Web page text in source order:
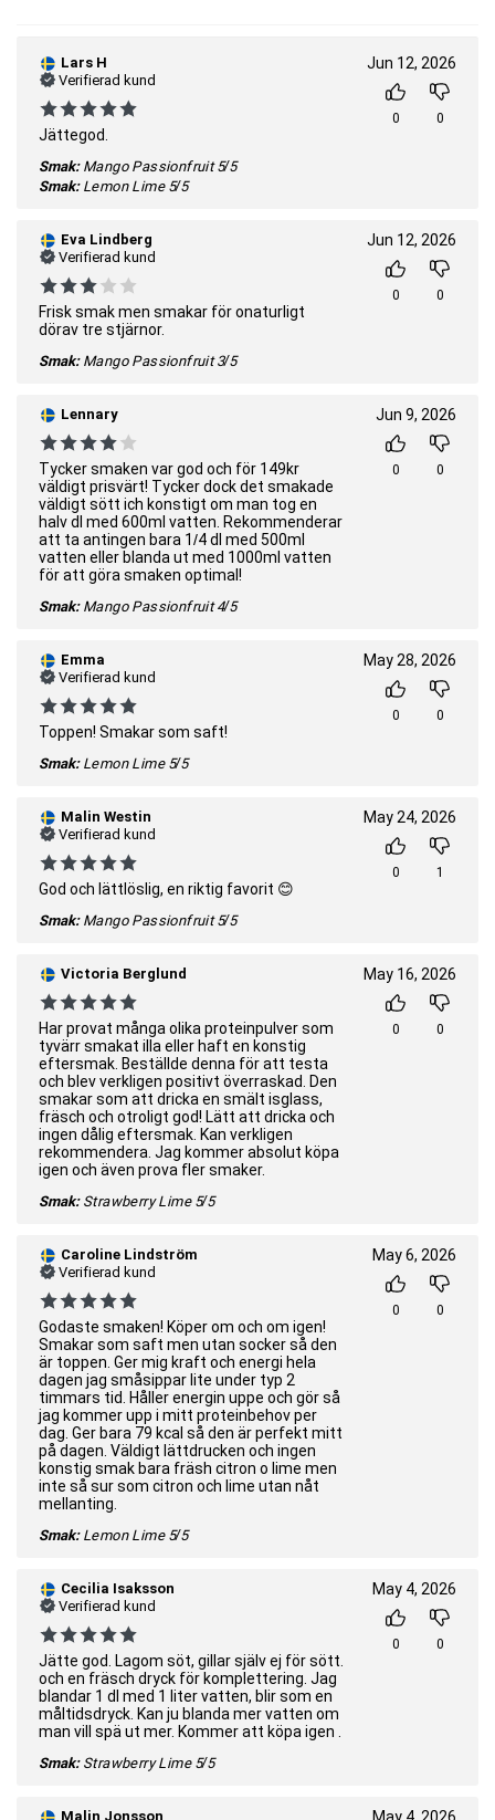
Lars H
Verifierad kund
Jättegod.
Smak: Mango Passionfruit 5/5
Smak: Lemon Lime 5/5
Jun 12, 2026
0 0
Eva Lindberg
Verifierad kund
Frisk smak men smakar för onaturligt
dörav tre stjärnor.
Smak: Mango Passionfruit 3/5
Jun 12, 2026
0 0
Lennary
Tycker smaken var god och för 149kr
väldigt prisvärt! Tycker dock det smakade
väldigt sött ich konstigt om man tog en
halv dl med 600ml vatten. Rekommenderar
att ta antingen bara 1/4 dl med 500ml
vatten eller blanda ut med 1000ml vatten
för att göra smaken optimal!
Smak: Mango Passionfruit 4/5
Jun 9, 2026
0 0
Emma
Verifierad kund
Toppen! Smakar som saft!
Smak: Lemon Lime 5/5
May 28, 2026
0 0
Malin Westin
Verifierad kund
God och lättlöslig, en riktig favorit 😊
Smak: Mango Passionfruit 5/5
May 24, 2026
0 1
Victoria Berglund
Har provat många olika proteinpulver som
tyvärr smakat illa eller haft en konstig
eftersmak. Beställde denna för att testa
och blev verkligen positivt överraskad. Den
smakar som att dricka en smält isglass,
fräsch och otroligt god! Lätt att dricka och
ingen dålig eftersmak. Kan verkligen
rekommendera. Jag kommer absolut köpa
igen och även prova fler smaker.
Smak: Strawberry Lime 5/5
May 16, 2026
0 0
Caroline Lindström
Verifierad kund
Godaste smaken! Köper om och om igen!
Smakar som saft men utan socker så den
är toppen. Ger mig kraft och energi hela
dagen jag småsippar lite under typ 2
timmars tid. Håller energin uppe och gör så
jag kommer upp i mitt proteinbehov per
dag. Ger bara 79 kcal så den är perfekt mitt
på dagen. Väldigt lättdrucken och ingen
konstig smak bara fräsh citron o lime men
inte så sur som citron och lime utan nåt
mellanting.
Smak: Lemon Lime 5/5
May 6, 2026
0 0
Cecilia Isaksson
Verifierad kund
Jätte god. Lagom söt, gillar själv ej för sött.
och en fräsch dryck för komplettering. Jag
blandar 1 dl med 1 liter vatten, blir som en
måltidsdryck. Kan ju blanda mer vatten om
man vill spä ut mer. Kommer att köpa igen .
Smak: Strawberry Lime 5/5
May 4, 2026
0 0
Malin Jonsson